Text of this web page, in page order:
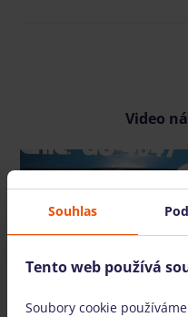
Video
Souhlas
Tento web používá
Soubory cookie